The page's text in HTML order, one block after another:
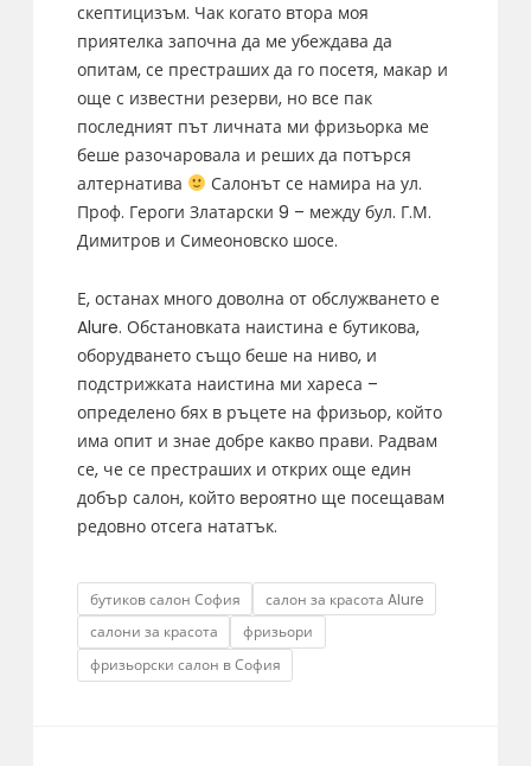
скептицизъм. Чак когато втора моя
приятелка започна да ме убеждава да
опитам, се престраших да го посетя, макар и
още с известни резерви, но все пак
последният път личната ми фризьорка ме
беше разочаровала и реших да потърся
алтернатива
Салонът се намира на ул.
Проф. Героги Златарски 9 – между бул. Г.М.
Димитров и Симеоновско шосе.
Е, останах много доволна от обслужването е
Alure. Обстановката наистина е бутикова,
оборудването също беше на ниво, и
подстрижката наистина ми хареса –
определено бях в ръцете на фризьор, който
има опит и знае добре какво прави. Радвам
се, че се престраших и открих още един
добър салон, който вероятно ще посещавам
редовно отсега нататък.
Tags
бутиков салон София
салон за красота Alure
салони за красота
фризьори
фризьорски салон в София